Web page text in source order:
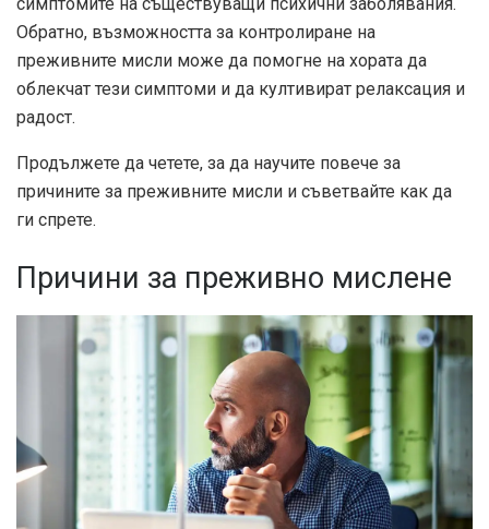
Обратно, възможността за контролиране на
преживните мисли може да помогне на хората да
облекчат тези симптоми и да култивират релаксация и
радост.
Продължете да четете, за да научите повече за
причините за преживните мисли и съветвайте как да
ги спрете.
Причини за преживно мислене